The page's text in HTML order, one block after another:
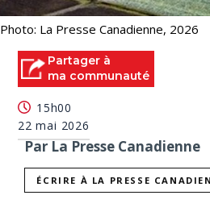
Photo: La Presse Canadienne, 2026
Partager à
ma communauté
15h00
22 mai 2026
Par La Presse Canadienne
ÉCRIRE À LA PRESSE